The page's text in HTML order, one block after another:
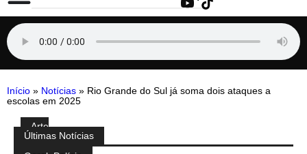
Início » Notícias » Rio Grande do Sul já soma dois ataques a
escolas em 2025
Compartilhe:
Arte
&
Cultura
Últimas Notícias